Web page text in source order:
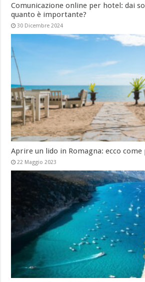
Comunicazione online per hotel: dai
quanto è importante?
30 Dicembre 2024
Aprire un lido in Romagna: ecco come
22 Maggio 2023